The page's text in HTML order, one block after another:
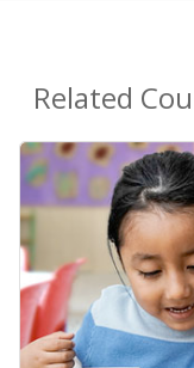
Related